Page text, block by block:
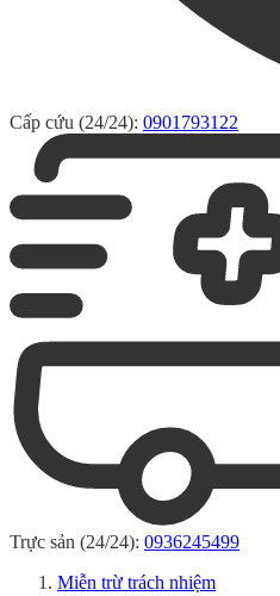
Cấp cứu (24/24): 0901793122
Trực sản (24/24): 0936245499
Miễn trừ trách nhiệm